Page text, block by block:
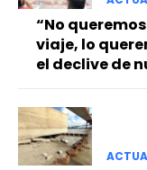
“No
viaje, lo
el declive de